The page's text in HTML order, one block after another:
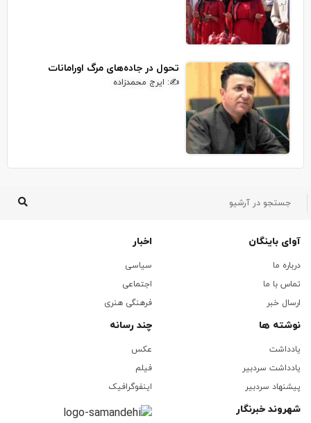
تحول در جاده‌های مرگ اورامانات
✍: ایرج محمدزاده
آوای باینگان
درباره ما
تماس با ما
ارسال خبر
اخبار
سیاسی
اجتماعی
فرهنگی هنری
نوشته ها
یادداشت
یادداشت سردبیر
پیشنهاد سردبیر
چند رسانه
عکس
فیلم
اینفوگرافیک
شهروند خبرنگار